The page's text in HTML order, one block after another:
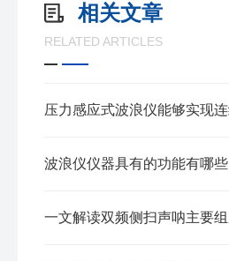
相关文章
RELATED ARTICLES
波浪仪仪器具有的功能有哪些